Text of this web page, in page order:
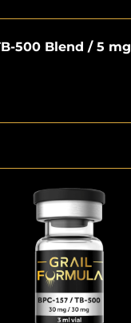
500 Blend / 5 mg